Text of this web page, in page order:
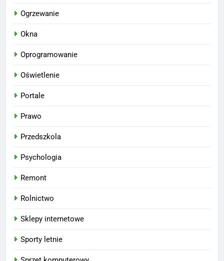
Ogrzewanie
Okna
Oprogramowanie
Oświetlenie
Portale
Prawo
Przedszkola
Psychologia
Remont
Rolnictwo
Sklepy internetowe
Sporty letnie